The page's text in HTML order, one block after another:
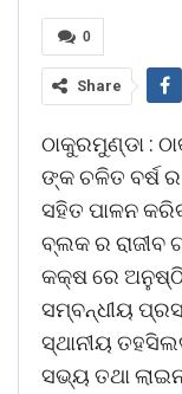
0
Share
ଠାକୁରମୁଣ୍ଡା :
ଙ୍କ ଚଳିତ ବର୍ଷ
ସହିତ ପାଳନ
ବ୍ଲକ ର ରାଜୀବ
କକ୍ଷ ରେ
ସମ୍ବନ୍ଧୀୟ
ସ୍ଥାନୀୟ
ସଭ୍ୟ ତଥା